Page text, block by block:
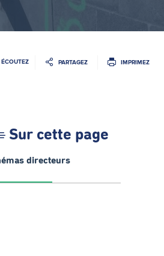
ÉCOUTEZ PARTAGEZ IMPRIMEZ
Sur cette page
directeurs